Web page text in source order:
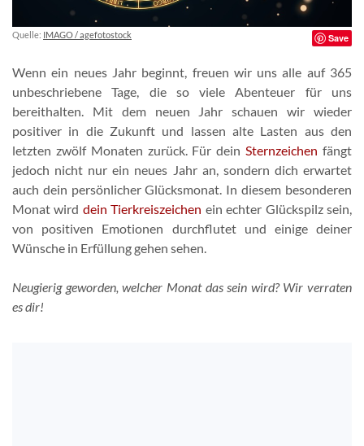
Quelle: IMAGO / agefotostock Save
Wenn ein neues Jahr beginnt, freuen wir uns alle auf 365
unbeschriebene Tage, die so viele Abenteuer für uns
bereithalten. Mit dem neuen Jahr schauen wir wieder
positiver in die Zukunft und lassen alte Lasten aus den
letzten zwölf Monaten zurück. Für deinSternzeichen fängt
jedoch nicht nur ein neues Jahr an, sondern dich erwartet
auch dein persönlicher Glücksmonat. In diesem besonderen
Monat wird dein Tierkreiszeichen ein echter Glückspilz sein,
von positiven Emotionen durchflutet und einige deiner
Wünsche in Erfüllung gehen sehen.
Neugierig geworden, welcher Monat das sein wird? Wir verraten
es dir!